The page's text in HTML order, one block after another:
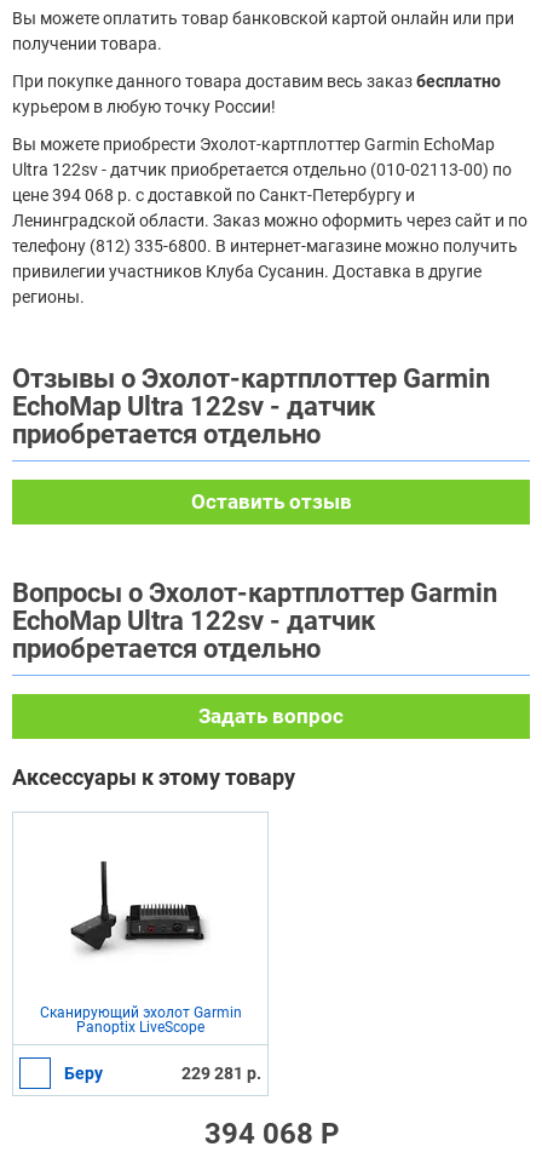
Вы можете оплатить товар банковской картой онлайн или при
получении товара.
При покупке данного товара доставим весь заказбесплатно
курьером в любую точку России!
Вы можете приобрести Эхолот-картплоттер Garmin EchoMap
Ultra 122sv - датчик приобретается отдельно (010-02113-00) по
цене 394 068 р. с доставкой по Санкт-Петербургу и
Ленинградской области. Заказ можно оформить через сайт и по
телефону (812) 335-6800. В интернет-магазине можно получить
привилегии участников Клуба Сусанин. Доставка в другие
регионы.
Отзывы о Эхолот-картплоттер Garmin
EchoMap Ultra 122sv - датчик
приобретается отдельно
Оставить отзыв
Вопросы о Эхолот-картплоттер Garmin
EchoMap Ultra 122sv - датчик
приобретается отдельно
Задать вопрос
Аксессуары к этому товару
Сканирующий эхолот Garmin
Panoptix LiveScope
Беру 229 281 р.
394 068 Р